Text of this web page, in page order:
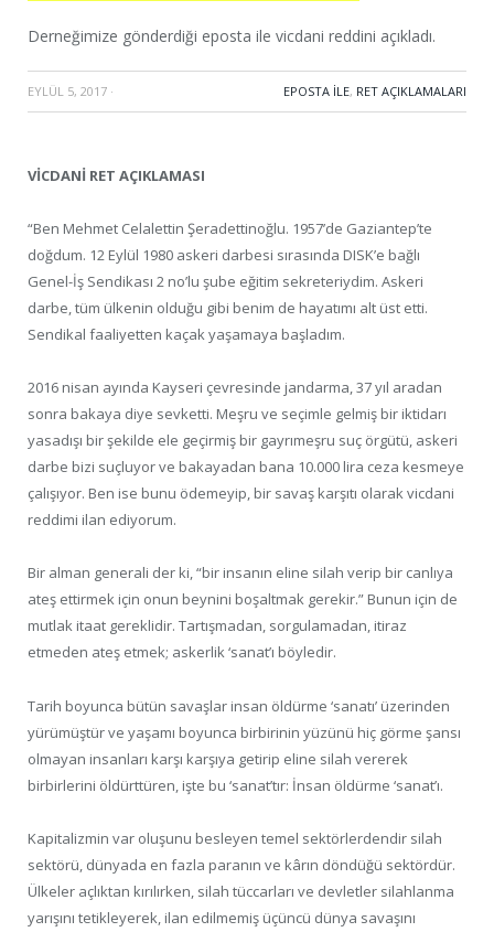
Derneğimize gönderdiği eposta ile vicdani reddini açıkladı.
EYLÜL 5, 2017 · EPOSTA ILE, RET AÇIKLAMALARI
VİCDANİ RET AÇIKLAMASI
“Ben Mehmet Celalettin Şeradettinoğlu. 1957’de Gaziantep’te
doğdum. 12 Eylül 1980 askeri darbesi sırasında DISK’e bağlı
Genel-İş Sendikası 2 no’lu şube eğitim sekreteriydim. Askeri
darbe, tüm ülkenin olduğu gibi benim de hayatımı alt üst etti.
Sendikal faaliyetten kaçak yaşamaya başladım.
2016 nisan ayında Kayseri çevresinde jandarma, 37 yıl aradan
sonra bakaya diye sevketti. Meşru ve seçimle gelmiş bir iktidarı
yasadışı bir şekilde ele geçirmiş bir gayrımeşru suç örgütü, askeri
darbe bizi suçluyor ve bakayadan bana 10.000 lira ceza kesmeye
çalışıyor. Ben ise bunu ödemeyip, bir savaş karşıtı olarak vicdani
reddimi ilan ediyorum.
Bir alman generali der ki, “bir insanın eline silah verip bir canlıya
ateş ettirmek için onun beynini boşaltmak gerekir.” Bunun için de
mutlak itaat gereklidir. Tartışmadan, sorgulamadan, itiraz
etmeden ateş etmek; askerlik ‘sanat’ı böyledir.
Tarih boyunca bütün savaşlar insan öldürme ‘sanatı’ üzerinden
yürümüştür ve yaşamı boyunca birbirinin yüzünü hiç görme şansı
olmayan insanları karşı karşıya getirip eline silah vererek
birbirlerini öldürttüren, işte bu ‘sanat’tır: İnsan öldürme ‘sanat’ı.
Kapitalizmin var oluşunu besleyen temel sektörlerdendir silah
sektörü, dünyada en fazla paranın ve kârın döndüğü sektördür.
Ülkeler açlıktan kırılırken, silah tüccarları ve devletler silahlanma
yarışını tetikleyerek, ilan edilmemiş üçüncü dünya savaşını